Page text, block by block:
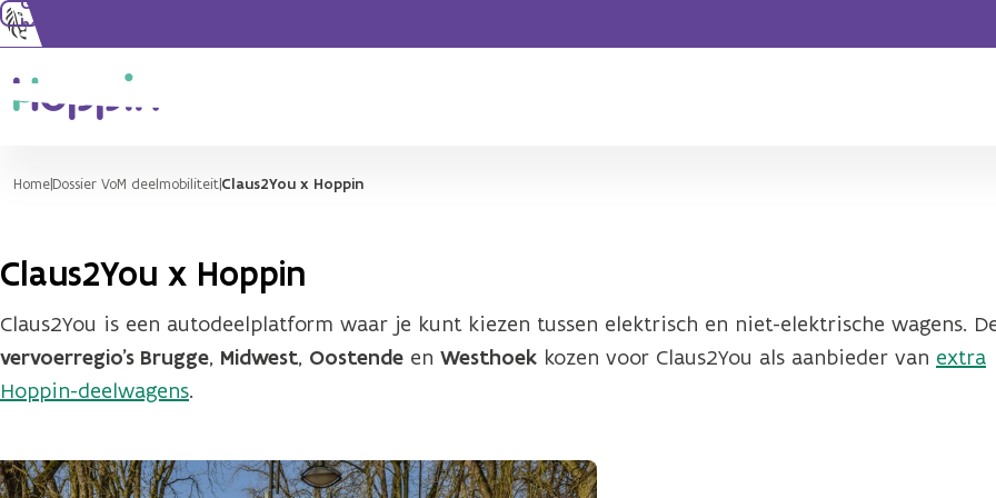
hoofdinhoud
HomeDossier VoM deelmobiliteitClaus2You x Hoppin
Claus2You x Hoppin
Claus2You is een autodeelplatform waar je kunt kiezen tussen elektrisch en niet-elektrische wagens.
vervoerregio’s Brugge, Midwest, Oostende en Westhoek kozen voor Claus2You als aanbieder van extra
Hoppin-deelwagens.